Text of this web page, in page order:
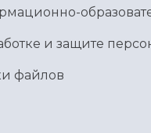
и защите
файлов